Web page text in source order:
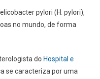
pylori (H. pylori),
no mundo, de forma
do Hospital e
se caracteriza por uma